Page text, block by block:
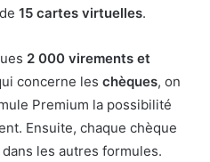
15 cartes virtuelles.
2 000 virements et
concerne les chèques, on
Premium la possibilité
Ensuite, chaque chèque
les autres formules.